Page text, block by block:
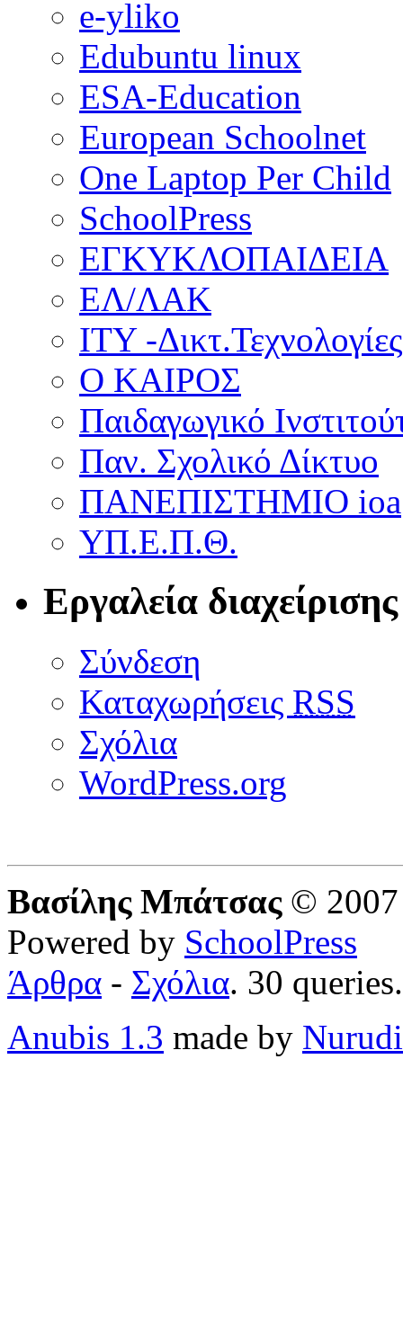
e-yliko
Edubuntu linux
ESA-Education
European Schoolnet
One Laptop Per Child
SchoolPress
ΕΓΚΥΚΛΟΠΑΙΔΕΙΑ
ΕΛ/ΛΑΚ
ΙΤΥ -Δικτ.Τεχνολογίες
Ο ΚΑΙΡΟΣ
Παιδαγωγικό
Παν. Σχολικό Δίκτυο
ΠΑΝΕΠΙΣΤΗΜΙΟ ioa
ΥΠ.Ε.Π.Θ.
Εργαλεία διαχείρισης
Σύνδεση
Καταχωρήσεις RSS
Σχόλια
WordPress.org
Βασίλης Μπάτσας © 2007
Powered by SchoolPress
Άρθρα - Σχόλια. 30
Anubis 1.3 made by